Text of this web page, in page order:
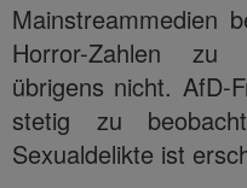
Mainstreammedien
Horror-Zahlen zu
übrigens nicht. AfD-
stetig zu
Sexualdelikte ist